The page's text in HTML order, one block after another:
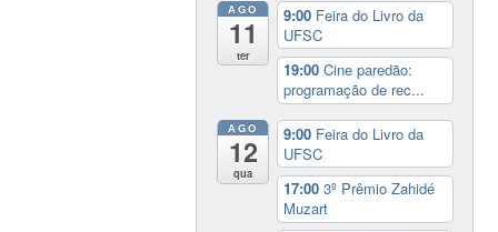
AGO
11
ter
9:00 Feira do Livro da
UFSC
19:00Cine paredão:
programação de rec...
AGO
12
qua
9:00 Feira do Livro da
UFSC
17:003º Prêmio Zahidé
Muzart